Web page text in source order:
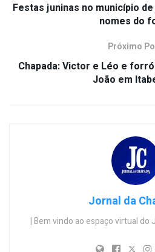
Festas juninas no município
nomes do
Próximo
Chapada: Victor e Léo e
João em
Jornal da
| Bem vindo ao espaço virtual do